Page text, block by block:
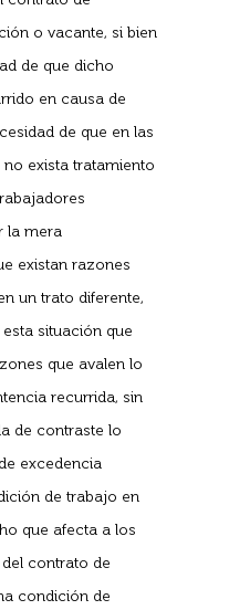
o vacante, si bien
de que dicho
en causa de
de que en las
exista tratamiento
la mera
existan razones
un trato diferente,
situación que
que avalen lo
recurrida, sin
de contraste lo
excedencia
de trabajo en
que afecta a los
contrato de
condición de